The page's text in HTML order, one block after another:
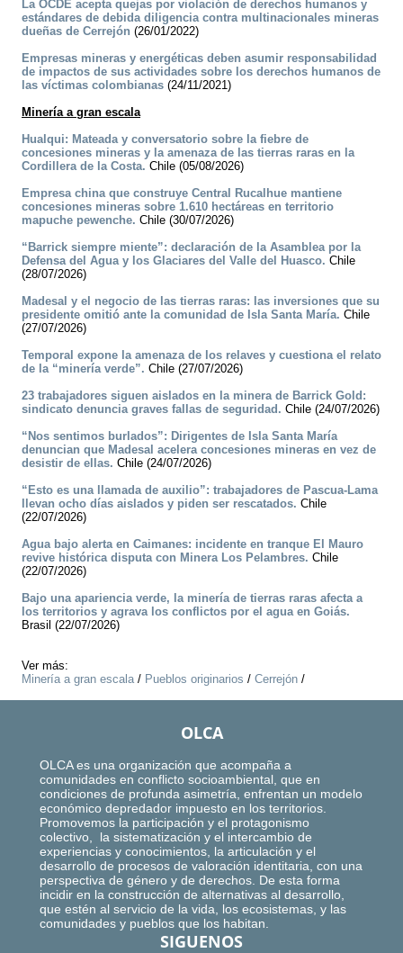
La OCDE acepta quejas por violación de derechos humanos y
estándares de debida diligencia contra multinacionales mineras
dueñas de Cerrejón (26/01/2022)
Empresas mineras y energéticas deben asumir responsabilidad
de impactos de sus actividades sobre los derechos humanos de
las víctimas colombianas (24/11/2021)
Minería a gran escala
Hualqui: Mateada y conversatorio sobre la fiebre de
concesiones mineras y la amenaza de las tierras raras en la
Cordillera de la Costa. Chile (05/08/2026)
Empresa china que construye Central Rucalhue mantiene
concesiones mineras sobre 1.610 hectáreas en territorio
mapuche pewenche. Chile (30/07/2026)
“Barrick siempre miente”: declaración de la Asamblea por la
Defensa del Agua y los Glaciares del Valle del Huasco. Chile
(28/07/2026)
Madesal y el negocio de las tierras raras: las inversiones que su
presidente omitió ante la comunidad de Isla Santa María. Chile
(27/07/2026)
Temporal expone la amenaza de los relaves y cuestiona el relato
de la “minería verde”. Chile (27/07/2026)
23 trabajadores siguen aislados en la minera de Barrick Gold:
sindicato denuncia graves fallas de seguridad. Chile (24/07/2026)
“Nos sentimos burlados”: Dirigentes de Isla Santa María
denuncian que Madesal acelera concesiones mineras en vez de
desistir de ellas. Chile (24/07/2026)
“Esto es una llamada de auxilio”: trabajadores de Pascua-Lama
llevan ocho días aislados y piden ser rescatados. Chile
(22/07/2026)
Agua bajo alerta en Caimanes: incidente en tranque El Mauro
revive histórica disputa con Minera Los Pelambres. Chile
(22/07/2026)
Bajo una apariencia verde, la minería de tierras raras afecta a
los territorios y agrava los conflictos por el agua en Goiás.
Brasil (22/07/2026)
Ver más:
Minería a gran escala/ Pueblos originarios / Cerrejón /
OLCA
OLCA es una organización que acompaña a
comunidades en conflicto socioambiental, que en
condiciones de profunda asimetría, enfrentan un modelo
económico depredador impuesto en los territorios.
Promovemos la participación y el protagonismo
colectivo, la sistematización y el intercambio de
experiencias y conocimientos, la articulación y el
desarrollo de procesos de valoración identitaria, con una
perspectiva de género y de derechos. De esta forma
incidir en la construcción de alternativas al desarrollo,
que estén al servicio de la vida, los ecosistemas, y las
comunidades y pueblos que los habitan.
SIGUENOS